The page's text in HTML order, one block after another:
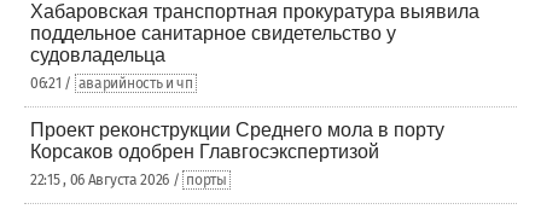
Хабаровская транспортная прокуратура выявила
поддельное санитарное свидетельство у
судовладельца
06:21 / аварийность и чп
Проект реконструкции Среднего мола в порту
Корсаков одобрен Главгосэкспертизой
22:15 , 06 Августа 2026 / порты